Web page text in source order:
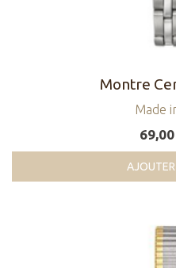
Montre
Made
AJOUTER